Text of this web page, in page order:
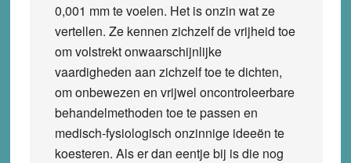
0,001 mm te voelen. Het is onzin wat ze
vertellen. Ze kennen zichzelf de vrijheid toe
om volstrekt onwaarschijnlijke
vaardigheden aan zichzelf toe te dichten,
om onbewezen en vrijwel oncontroleerbare
behandelmethoden toe te passen en
medisch-fysiologisch onzinnige ideeën te
koesteren. Als er dan eentje bij is die nog